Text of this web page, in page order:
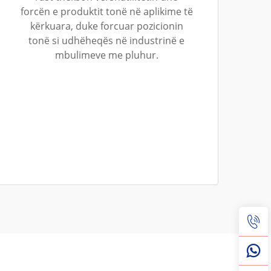
forcën e produktit tonë në aplikime të
kërkuara, duke forcuar pozicionin
tonë si udhëheqës në industrinë e
mbulimeve me pluhur.